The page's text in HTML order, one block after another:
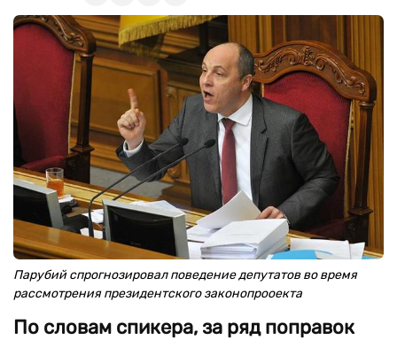
Парубий спрогнозировал поведение депутатов во время
рассмотрения президентского законопрооекта
По словам спикера, за ряд поправок